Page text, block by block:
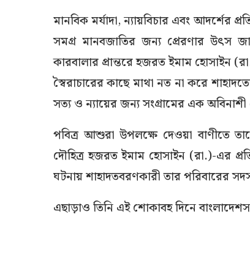
মানবিক মর্যাদা, ন্যায়বিচার এবং আদর্শের
সমগ্র মানবজাতির জন্য প্রেরণার উৎস
কারবালার প্রান্তরে হজরত ইমাম হোসাইন
স্বৈরাচারের কাছে মাথা নত না করে
সত্য ও ন্যায়ের জন্য সংগ্রামের এক
পবিত্র আশুরা উপলক্ষে দেওয়া বাণীতে
দৌহিত্র হজরত ইমাম হোসাইন (রা.)-এর
ঘটনায় শাহাদতবরণকারী তার পরিবারের
এছাড়াও তিনি এই শোকাবহ দিনে